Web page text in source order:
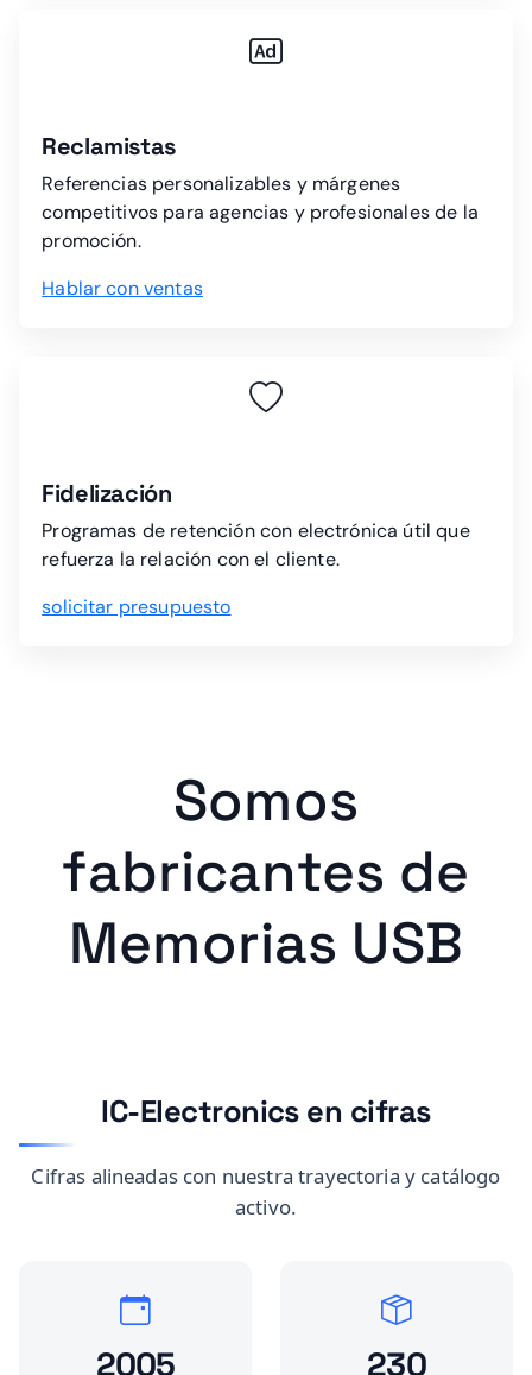
Reclamistas
Referencias personalizables y márgenes
competitivos para agencias y profesionales de la
promoción.
Hablar con ventas
Fidelización
Programas de retención con electrónica útil que
refuerza la relación con el cliente.
solicitar presupuesto
Somos
fabricantes de
Memorias USB
IC-Electronics en cifras
Cifras alineadas con nuestra trayectoria y catálogo
activo.
2005 230